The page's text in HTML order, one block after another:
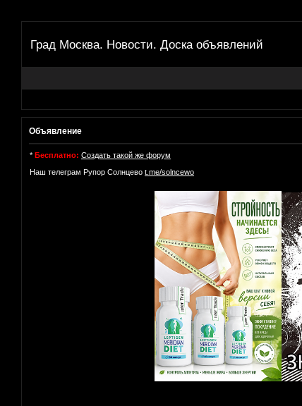
Град Москва. Новости. Доска объявлений
Объявление
* Бесплатно: Создать такой же форум
Наш телеграм Рупор Солнцево t.me/solncewo